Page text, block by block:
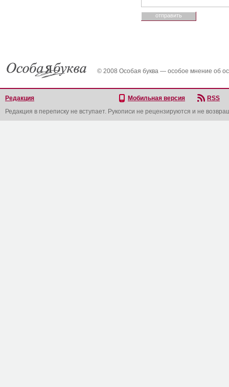
© 2008 Особая буква — особое мнение об
Редакция Мобильная версия
RSS
Редакция в переписку не вступает. Рукописи не рецензируются и не